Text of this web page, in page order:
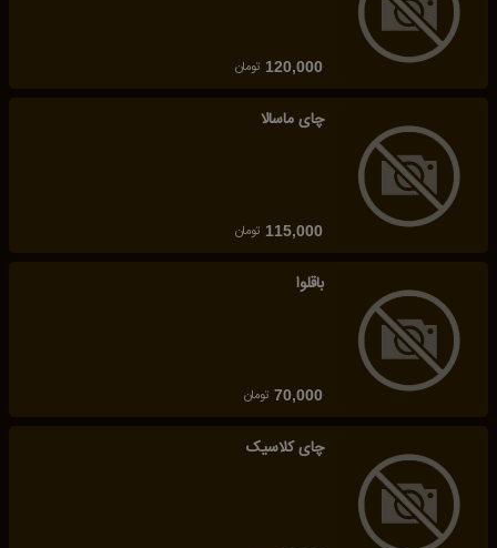
120,000 تومان
چای ماسالا
115,000 تومان
باقلوا
70,000 تومان
چای کلاسیک